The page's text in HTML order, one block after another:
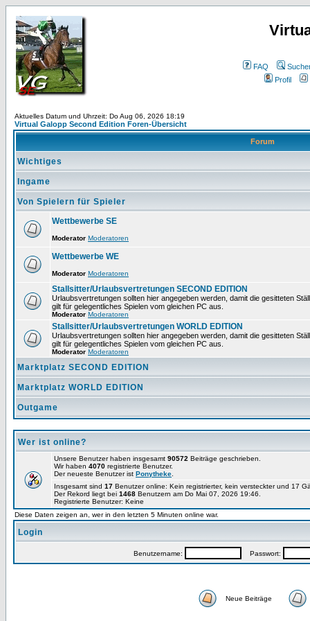
FAQ
Profil
Aktuelles Datum und Uhrzeit: Do Aug 06, 2026 18:19
Virtual Galopp Second Edition Foren-Übersicht
Forum
Wichtiges
Ingame
Von Spielern für Spieler
Wettbewerbe SE
Moderator Moderatoren
Wettbewerbe WE
Moderator Moderatoren
Stallsitter/Urlaubsvertretungen SECOND EDITION
Urlaubsvertretungen sollten hier angegeben werden, damit die gesitteten
gilt für gelegentliches Spielen vom gleichen PC aus.
Moderator Moderatoren
Stallsitter/Urlaubsvertretungen WORLD EDITION
Urlaubsvertretungen sollten hier angegeben werden, damit die gesitteten
gilt für gelegentliches Spielen vom gleichen PC aus.
Moderator Moderatoren
Marktplatz SECOND EDITION
Marktplatz WORLD EDITION
Outgame
Wer ist online?
Unsere Benutzer haben insgesamt 90572 Beiträge geschrieben.
Wir haben 4070 registrierte Benutzer.
Der neueste Benutzer ist Ponytheke
Insgesamt sind 17 Benutzer online: Kein registrierter, kein versteckter und 17
Der Rekord liegt bei 1468 Benutzern am Do Mai 07, 2026 19:46.
Registrierte Benutzer: Keine
Diese Daten zeigen an, wer in den letzten 5 Minuten online war.
Login
Benutzername: Passwort:
Neue Beiträge